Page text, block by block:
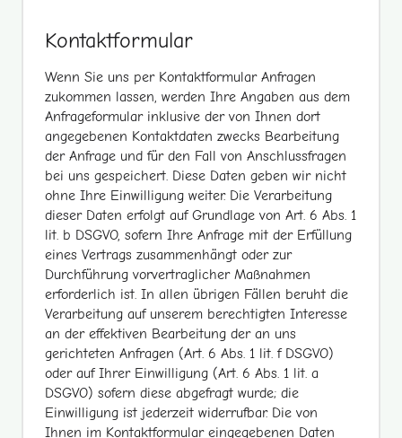
Kontaktformular
Wenn Sie uns per Kontaktformular Anfragen
zukommen lassen, werden Ihre Angaben aus dem
Anfrageformular inklusive der von Ihnen dort
angegebenen Kontaktdaten zwecks Bearbeitung
der Anfrage und für den Fall von Anschlussfragen
bei uns gespeichert. Diese Daten geben wir nicht
ohne Ihre Einwilligung weiter. Die Verarbeitung
dieser Daten erfolgt auf Grundlage von Art. 6 Abs. 1
lit. b DSGVO, sofern Ihre Anfrage mit der Erfüllung
eines Vertrags zusammenhängt oder zur
Durchführung vorvertraglicher Maßnahmen
erforderlich ist. In allen übrigen Fällen beruht die
Verarbeitung auf unserem berechtigten Interesse
an der effektiven Bearbeitung der an uns
gerichteten Anfragen (Art. 6 Abs. 1 lit. f DSGVO)
oder auf Ihrer Einwilligung (Art. 6 Abs. 1 lit. a
DSGVO) sofern diese abgefragt wurde; die
Einwilligung ist jederzeit widerrufbar. Die von
Ihnen im Kontaktformular eingegebenen Daten